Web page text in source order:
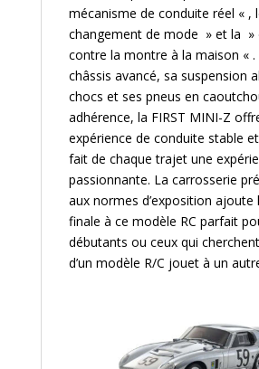
mécanisme de conduite réel « ,
changement de mode » et la »
contre la montre à la maison « .
châssis avancé, sa suspension
chocs et ses pneus en
adhérence, la FIRST MINI-Z
expérience de conduite stable
fait de chaque trajet une
passionnante. La carrosserie
aux normes d’exposition ajoute
finale à ce modèle RC parfait
débutants ou ceux qui
d’un modèle R/C jouet à un